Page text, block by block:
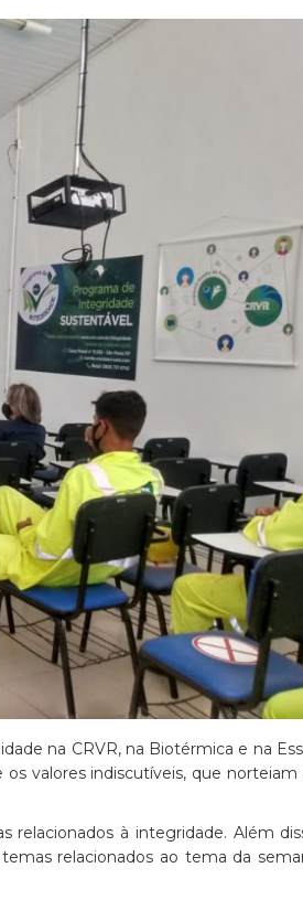
na CRVR, na Biotérmica e na
valores indiscutíveis, que norteiam
relacionados à integridade. Além
relacionados ao tema da